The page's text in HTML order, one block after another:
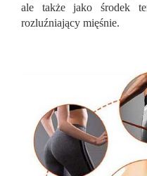
ale także jako środek
rozluźniający mięśnie.